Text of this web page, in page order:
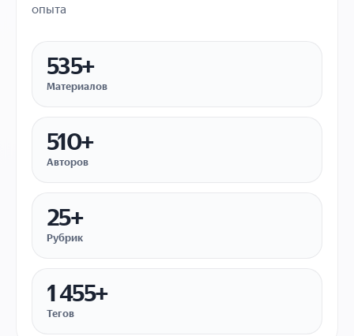
опыта
535+
Материалов
510+
Авторов
25+
Рубрик
1 455+
Тегов